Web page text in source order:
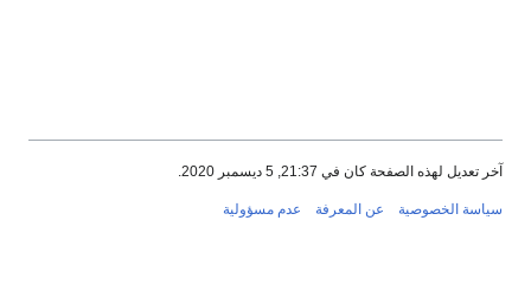
آخر تعديل لهذه الصفحة كان في 21:37, 5 ديسمبر 2020.
سياسة الخصوصية عن المعرفة عدم مسؤولية